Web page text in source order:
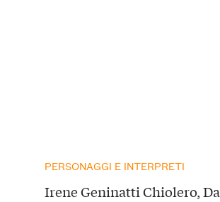
PERSONAGGI E INTERPRETI
Irene Geninatti Chiolero,